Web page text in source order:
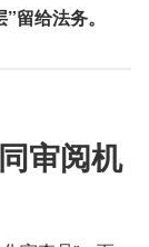
留给法务。
审阅机